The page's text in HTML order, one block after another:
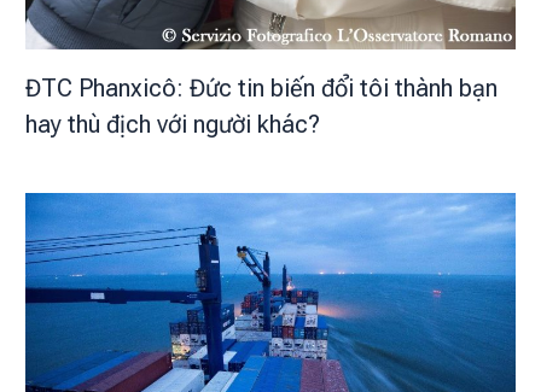
ĐTC Phanxicô: Đức tin biến đổi tôi thành bạn
hay thù địch với người khác?